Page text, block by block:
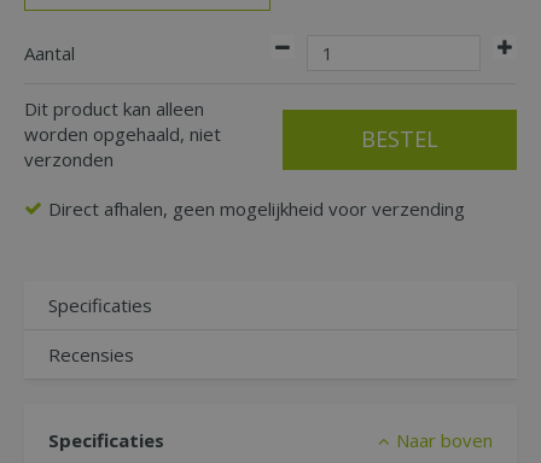
Aantal
Dit product kan alleen
worden opgehaald, niet
verzonden
Direct afhalen, geen mogelijkheid voor verzending
Specificaties
Recensies
Specificaties Naar boven